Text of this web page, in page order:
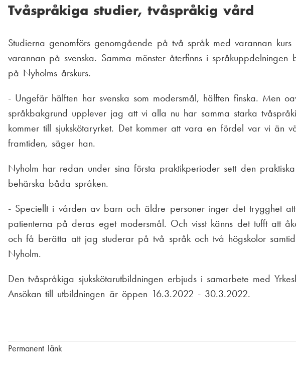
Tvåspråkiga studier, tvåspråkig vård
Studierna genomförs genomgående på två språk med varannan kurs
varannan på svenska. Samma mönster återfinns i språkuppdelningen
på Nyholms årskurs.
- Ungefär hälften har svenska som modersmål, hälften finska. Men
språkbakgrund upplever jag att vi alla nu har samma starka
kommer till sjukskötaryrket. Det kommer att vara en fördel var vi än
framtiden, säger han.
Nyholm har redan under sina första praktikperioder sett den
behärska båda språken.
- Speciellt i vården av barn och äldre personer inger det trygghet
patienterna på deras eget modersmål. Och visst känns det tufft att
och få berätta att jag studerar på två språk och två högskolor
Nyholm.
Den tvåspråkiga sjukskötarutbildningen erbjuds i samarbete med
Ansökan till utbildningen är öppen 16.3.2022 - 30.3.2022.
Permanent länk